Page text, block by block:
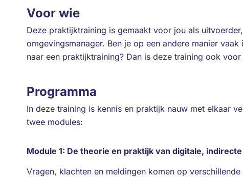
Voor wie
Deze praktijktraining is gemaakt voor jou als
omgevingsmanager. Ben je op een andere manier
naar een praktijktraining? Dan is deze training ook voor
Programma
In deze training is kennis en praktijk nauw met elkaar
twee modules:
Module 1: De theorie en praktijk van digitale,
Vragen, klachten en meldingen komen op